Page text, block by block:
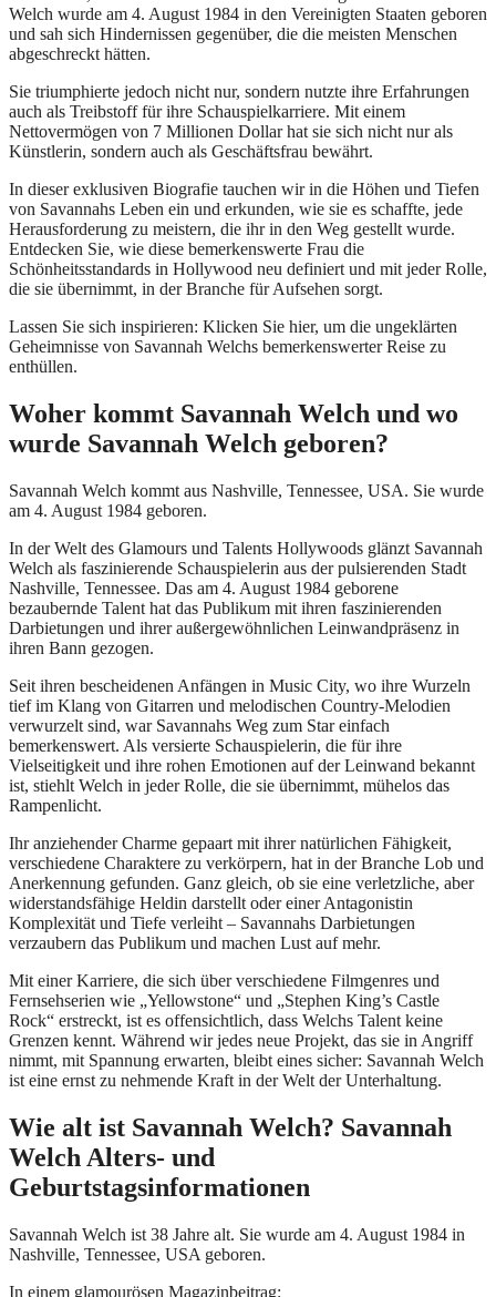
Welch wurde am 4. August 1984 in den Vereinigten Staaten geboren
und sah sich Hindernissen gegenüber, die die meisten Menschen
abgeschreckt hätten.
Sie triumphierte jedoch nicht nur, sondern nutzte ihre Erfahrungen
auch als Treibstoff für ihre Schauspielkarriere. Mit einem
Nettovermögen von 7 Millionen Dollar hat sie sich nicht nur als
Künstlerin, sondern auch als Geschäftsfrau bewährt.
In dieser exklusiven Biografie tauchen wir in die Höhen und Tiefen
von Savannahs Leben ein und erkunden, wie sie es schaffte, jede
Herausforderung zu meistern, die ihr in den Weg gestellt wurde.
Entdecken Sie, wie diese bemerkenswerte Frau die
Schönheitsstandards in Hollywood neu definiert und mit jeder Rolle,
die sie übernimmt, in der Branche für Aufsehen sorgt.
Lassen Sie sich inspirieren: Klicken Sie hier, um die ungeklärten
Geheimnisse von Savannah Welchs bemerkenswerter Reise zu
enthüllen.
Woher kommt Savannah Welch und wo
wurde Savannah Welch geboren?
Savannah Welch kommt aus Nashville, Tennessee, USA. Sie wurde
am 4. August 1984 geboren.
In der Welt des Glamours und Talents Hollywoods glänzt Savannah
Welch als faszinierende Schauspielerin aus der pulsierenden Stadt
Nashville, Tennessee. Das am 4. August 1984 geborene
bezaubernde Talent hat das Publikum mit ihren faszinierenden
Darbietungen und ihrer außergewöhnlichen Leinwandpräsenz in
ihren Bann gezogen.
Seit ihren bescheidenen Anfängen in Music City, wo ihre Wurzeln
tief im Klang von Gitarren und melodischen Country-Melodien
verwurzelt sind, war Savannahs Weg zum Star einfach
bemerkenswert. Als versierte Schauspielerin, die für ihre
Vielseitigkeit und ihre rohen Emotionen auf der Leinwand bekannt
ist, stiehlt Welch in jeder Rolle, die sie übernimmt, mühelos das
Rampenlicht.
Ihr anziehender Charme gepaart mit ihrer natürlichen Fähigkeit,
verschiedene Charaktere zu verkörpern, hat in der Branche Lob und
Anerkennung gefunden. Ganz gleich, ob sie eine verletzliche, aber
widerstandsfähige Heldin darstellt oder einer Antagonistin
Komplexität und Tiefe verleiht – Savannahs Darbietungen
verzaubern das Publikum und machen Lust auf mehr.
Mit einer Karriere, die sich über verschiedene Filmgenres und
Fernsehserien wie „Yellowstone“ und „Stephen King’s Castle
Rock“ erstreckt, ist es offensichtlich, dass Welchs Talent keine
Grenzen kennt. Während wir jedes neue Projekt, das sie in Angriff
nimmt, mit Spannung erwarten, bleibt eines sicher: Savannah Welch
ist eine ernst zu nehmende Kraft in der Welt der Unterhaltung.
Wie alt ist Savannah Welch? Savannah
Welch Alters- und
Geburtstagsinformationen
Savannah Welch ist 38 Jahre alt. Sie wurde am 4. August 1984 in
Nashville, Tennessee, USA geboren.
In einem glamourösen Magazinbeitrag: